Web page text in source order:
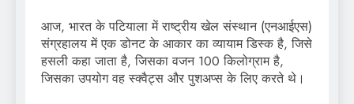
आज, भारत के पटियाला में राष्ट्रीय खेल संस्थान (एनआईएस)
संग्रहालय में एक डोनट के आकार का व्यायाम डिस्क है, जिसे
हसली कहा जाता है, जिसका वजन 100 किलोग्राम है,
जिसका उपयोग वह स्क्वैट्स और पुशअप्स के लिए करते थे।